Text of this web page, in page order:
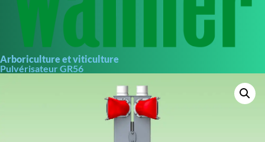
Arboriculture et viticulture
Pulvérisateur GR56